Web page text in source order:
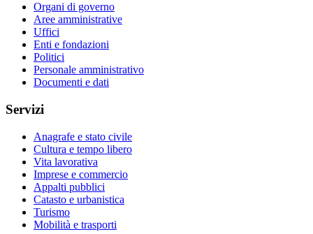
Organi di governo
Aree amministrative
Uffici
Enti e fondazioni
Politici
Personale amministrativo
Documenti e dati
Servizi
Anagrafe e stato civile
Cultura e tempo libero
Vita lavorativa
Imprese e commercio
Appalti pubblici
Catasto e urbanistica
Turismo
Mobilità e trasporti